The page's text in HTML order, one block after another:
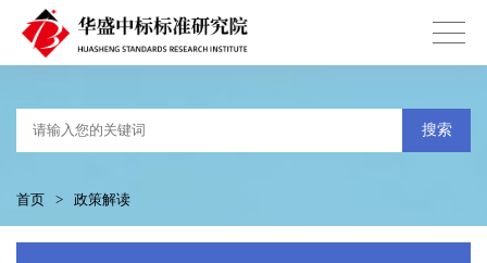
搜索
首页 > 政策解读